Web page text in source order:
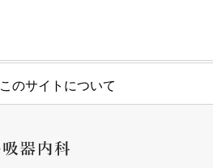
このサイトについて